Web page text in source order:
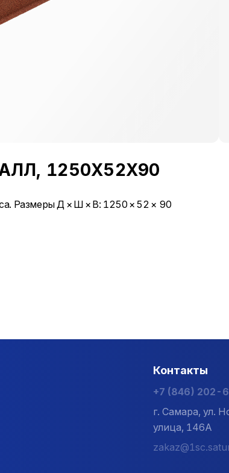
1250Х52Х90
Размеры Д × Ш × В: 1250 × 52 × 90
Контакты
+7 (846) 202-
г. Самара, ул.
улица, 146А